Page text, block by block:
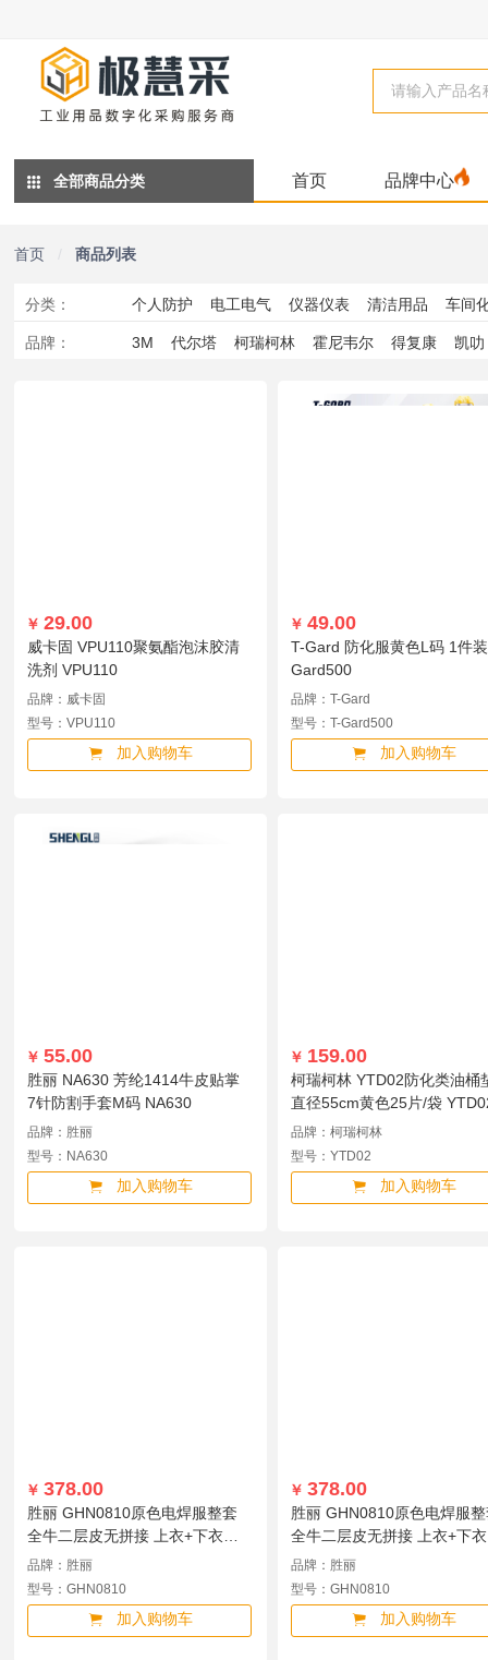
全部商品分类 首页 品牌中心
首页 商品列表
分类 ： 个人防护 电工电气 仪器仪表 清洁用品 车间
办公 工业检测 磨具 实验室产品 基础
品牌 ： 3M 代尔塔 柯瑞柯林 霍尼韦尔 得复康 凯叻
雷克兰 赛
希安斯 NITEX 锢力耐
￥ 29.00
威卡固 VPU110聚氨酯泡沫胶清
洗剂 VPU110
品牌：威卡固
型号：VPU110
加入购物车
￥ 49.00
T-Gard 防化服黄色L码 1件
Gard500
品牌：T-Gard
型号：T-Gard500
加入购物车
￥ 55.00
胜丽 NA630 芳纶1414牛皮贴掌
7针防割手套M码 NA630
品牌：胜丽
型号：NA630
加入购物车
￥ 159.00
柯瑞柯林 YTD02防化类油桶
直径55cm黄色25片/袋
品牌：柯瑞柯林
型号：YTD02
加入购物车
￥ 378.00
胜丽 GHN0810原色电焊服整套
全牛二层皮无拼接 上衣+下衣
XXL GHN0810
品牌：胜丽
型号：GHN0810
加入购物车
￥ 378.00
胜丽 GHN0810原色电焊服
全牛二层皮无拼接 上衣+下衣
XL GHN0810
品牌：胜丽
型号：GHN0810
加入购物车